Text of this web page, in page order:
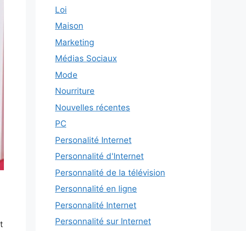
Loi
Maison
Marketing
Médias Sociaux
Mode
Nourriture
Nouvelles récentes
PC
Personalité Internet
Personnalité d'Internet
Personnalité de la télévision
Personnalité en ligne
Personnalité Internet
Personnalité sur Internet